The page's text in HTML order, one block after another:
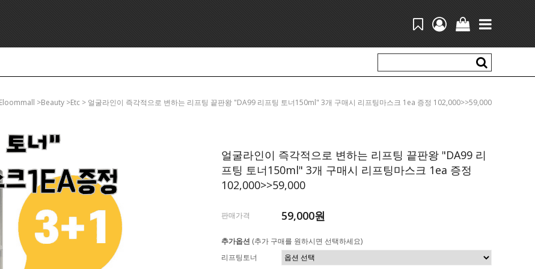
>beauty >etc > 얼굴라인이 즉각적으로 변하는 리프팅 끝판왕 "DA99 리프팅 토너150ml" 3개 구매시 리프팅마스크 1ea 증정 102,000>>59,000
얼굴라인이 즉각적으로 변하는 리프팅 끝판왕 "DA99 리
프팅 토너150ml" 3개 구매시 리프팅마스크 1ea 증정
102,000>>59,000
판매가격 59,000원
추가옵션 (추가 구매를 원하시면 선택하세요)
리프팅토너